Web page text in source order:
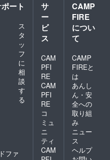
ート
ス
タ
ッ
フ
に
相
談
す
る
ファ
サ
ー
ビ
ス
CAM
PFI
RE
CAM
PFI
RE
コ
ミュ
ニ
ティ
CAM
CAMP
FIRE
につい
て
CAMP
FIREと
は
あんし
ん・安
全への
取り組
み
ニュー
ス
ヘルプ